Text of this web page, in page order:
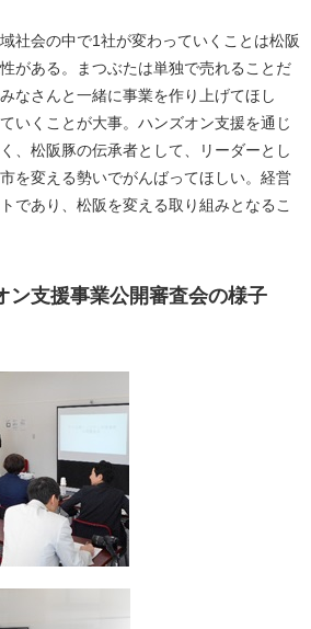
社会の中で1社が変わっていくことは松阪
がある。まつぶたは単独で売れることだ
なさんと一緒に事業を作り上げてほし
いくことが大事。ハンズオン支援を通じ
、松阪豚の伝承者として、リーダーとし
を変える勢いでがんばってほしい。経営
であり、松阪を変える取り組みとなるこ
ン支援事業公開審査会の様子